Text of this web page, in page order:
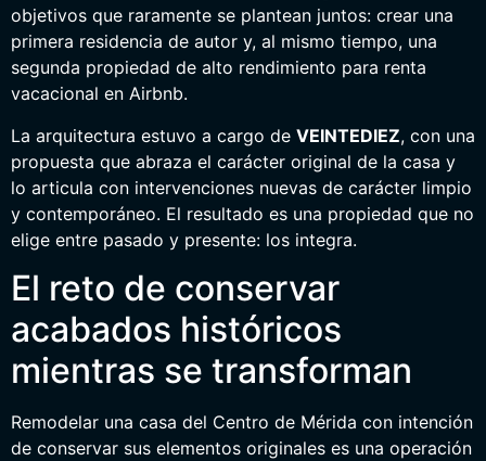
objetivos que raramente se plantean juntos: crear una
primera residencia de autor y, al mismo tiempo, una
segunda propiedad de alto rendimiento para renta
vacacional en Airbnb.
La arquitectura estuvo a cargo de VEINTEDIEZ, con una
propuesta que abraza el carácter original de la casa y
lo articula con intervenciones nuevas de carácter limpio
y contemporáneo. El resultado es una propiedad que no
elige entre pasado y presente: los integra.
El reto de conservar
acabados históricos
mientras se transforman
Remodelar una casa del Centro de Mérida con intención
de conservar sus elementos originales es una operación